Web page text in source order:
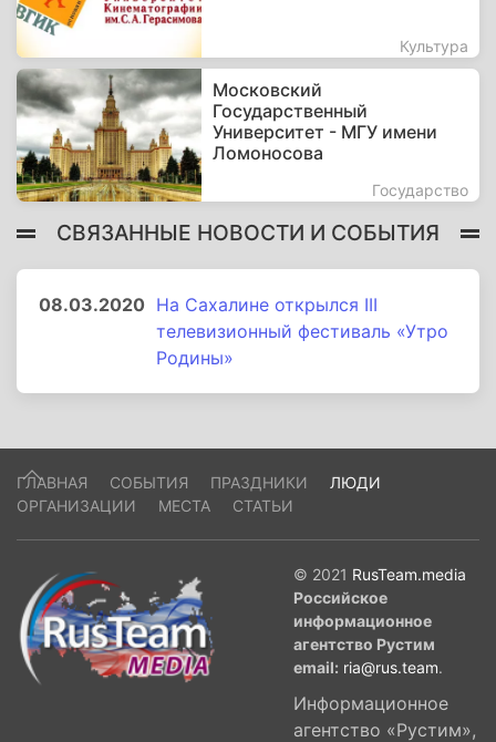
Культура
Московский
Государственный
Университет - МГУ имени
Ломоносова
Государство
СВЯЗАННЫЕ НОВОСТИ И СОБЫТИЯ
08.03.2020 На Сахалине открылся III
телевизионный фестиваль «Утро
Родины»
ГЛАВНАЯ СОБЫТИЯ ПРАЗДНИКИ
ЛЮДИ
ОРГАНИЗАЦИИ
МЕСТА СТАТЬИ
© 2021 RusTeam.media
Российское
информационное
агентство Рустим
email: ria@rus.team.
Информационное
агентство «Рустим»,